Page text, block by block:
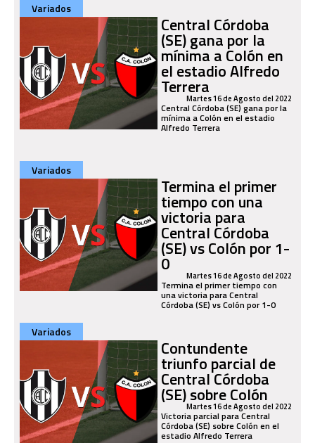
Variados
Central Córdoba
(SE) gana por la
mínima a Colón en
el estadio Alfredo
TerreraMartes 16 de Agosto del 2022
Central Córdoba (SE) gana por la
mínima a Colón en el estadio
Alfredo Terrera
Variados
Termina el primer
tiempo con una
victoria para
Central Córdoba
(SE) vs Colón por 1-
0 Martes 16 de Agosto del 2022
Termina el primer tiempo con
una victoria para Central
Córdoba (SE) vs Colón por 1-0
Variados
Contundente
triunfo parcial de
Central Córdoba
(SE) sobre Colón
Martes 16 de Agosto del 2022
Victoria parcial para Central
Córdoba (SE) sobre Colón en el
estadio Alfredo Terrera